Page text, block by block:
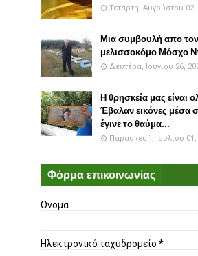
Τετάρτη, Αυγούστου 02,
Μια συμβουλή απο
μελισσοκόμο Μόσχο
Δευτέρα, Ιουνίου 26,
Η θρησκεία μας είναι
Έβαλαν εικόνες μέσα
έγινε το θαύμα...
Παρασκευή, Ιουλίου 01,
Φόρμα επικοινωνίας
Όνομα
Ηλεκτρονικό ταχυδρομείο *